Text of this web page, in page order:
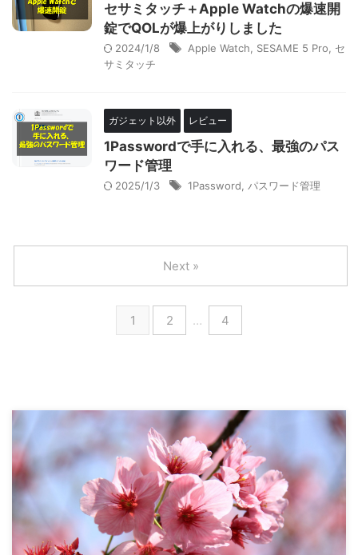
セサミタッチ＋Apple Watchの爆速開
錠でQOLが爆上がりしました
2024/1/8 Apple Watch SESAME 5 Pro
セ
サミタッチ
ガジェット以外 レビュー
1Passwordで手に入れる、最強のパス
ワード管理
2025/1/3 1Password パスワード管理
1 2 … 4
Next »